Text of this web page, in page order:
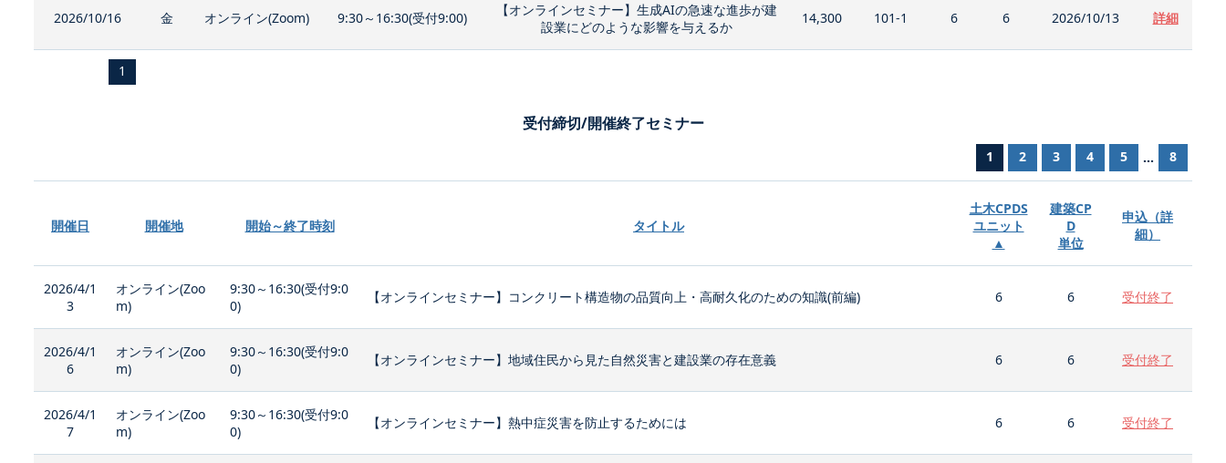
2026/10/16 金 オンライン(Zoom) 9:30～16:30(受付9:00)
【オンラインセミナー】生成AIの急速な進歩が建
設業にどのような影響を与えるか
14,300 101-1 6 6 2026/10/13 詳細
1
受付締切/開催終了セミナー
1 2 3 4 5 ... 8
開催日 開催地 開始～終了時刻 タイトル
土木CPDS
ユニット
▲
建築CP
D
単位
申込（詳
細）
2026/4/1
3
オンライン(Zoo
m)
9:30～16:30(受付9:0
0)
【オンラインセミナー】コンクリート構造物の品質向上・高耐久化のための知識(前編) 6 6 受付終了
2026/4/1
6
オンライン(Zoo
m)
9:30～16:30(受付9:0
0)
【オンラインセミナー】地域住民から見た自然災害と建設業の存在意義 6 6 受付終了
2026/4/1
7
オンライン(Zoo
m)
9:30～16:30(受付9:0
0)
【オンラインセミナー】熱中症災害を防止するためには 6 6 受付終了